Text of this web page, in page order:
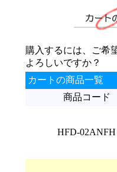
購入するには、ご希
よろしいですか？
カートの商品一覧
商品コード
HFD-02ANFH